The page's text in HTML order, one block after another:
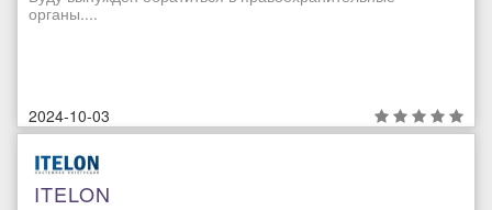
органы....
2024-10-03
ITELON